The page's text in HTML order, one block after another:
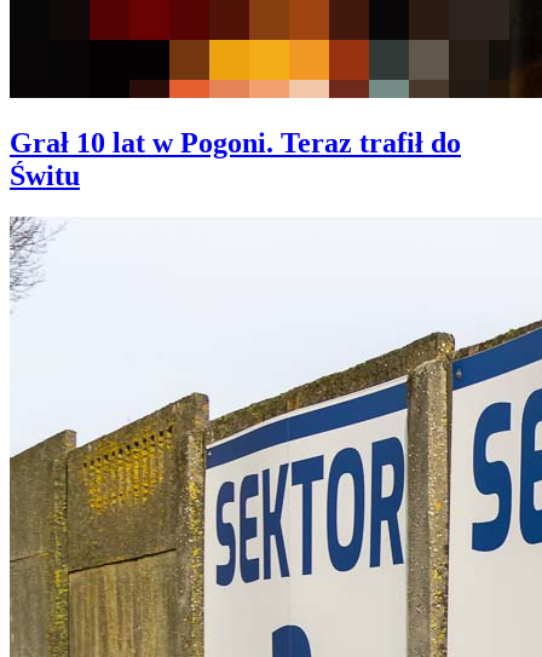
Grał 10 lat w Pogoni. Teraz trafił do
Świtu